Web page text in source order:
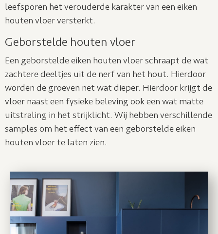
leefsporen het verouderde karakter van een eiken
houten vloer versterkt.
Geborstelde houten vloer
Een geborstelde eiken houten vloer schraapt de wat
zachtere deeltjes uit de nerf van het hout. Hierdoor
worden de groeven net wat dieper. Hierdoor krijgt de
vloer naast een fysieke beleving ook een wat matte
uitstraling in het strijklicht. Wij hebben verschillende
samples om het effect van een geborstelde eiken
houten vloer te laten zien.